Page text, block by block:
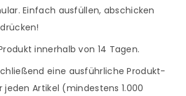
Einfach ausfüllen, abschicken
innerhalb von 14 Tagen.
eine ausführliche Produkt-
jeden Artikel (mindestens 1.000